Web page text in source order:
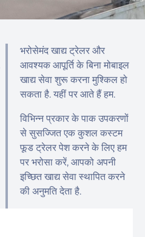
भरोसेमंद खाद्य ट्रेलर और
आवश्यक आपूर्ति के बिना मोबाइल
खाद्य सेवा शुरू करना मुश्किल हो
सकता है. यहीं पर आते हैं हम.
विभिन्न प्रकार के पाक उपकरणों
से सुसज्जित एक कुशल कस्टम
फूड ट्रेलर पेश करने के लिए हम
पर भरोसा करें, आपको अपनी
इच्छित खाद्य सेवा स्थापित करने
की अनुमति देता है.